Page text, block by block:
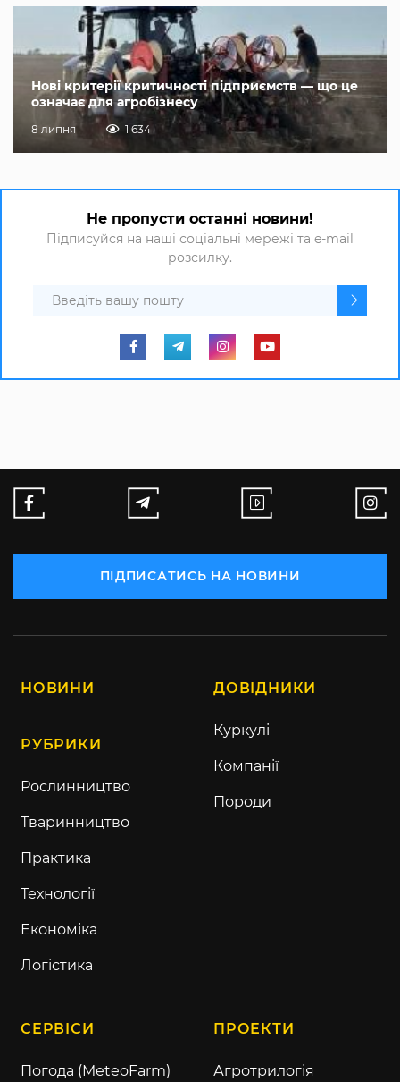
Нові критерії критичності підприємств — що це
означає для агробізнесу
8 липня 1 634
Не пропусти останні новини!
Підписуйся на наші соціальні мережі та e-mail
розсилку.
ПІДПИСАТИСЬ НА НОВИНИ
НОВИНИ
РУБРИКИ
Рослинництво
Тваринництво
Практика
Технології
Економіка
Логістика
ДОВІДНИКИ
Куркулі
Компанії
Породи
СЕРВІСИ
Погода (MeteoFarm)
ПРОЕКТИ
Агротрилогія